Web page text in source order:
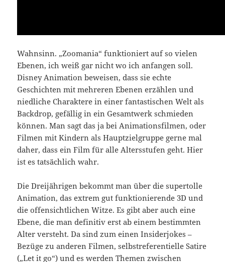
Wahnsinn. „Zoomania“ funktioniert auf so vielen
Ebenen, ich weiß gar nicht wo ich anfangen soll.
Disney Animation beweisen, dass sie echte
Geschichten mit mehreren Ebenen erzählen und
niedliche Charaktere in einer fantastischen Welt als
Backdrop, gefällig in ein Gesamtwerk schmieden
können. Man sagt das ja bei Animationsfilmen, oder
Filmen mit Kindern als Hauptzielgruppe gerne mal
daher, dass ein Film für alle Altersstufen geht. Hier
ist es tatsächlich wahr.
Die Dreijährigen bekommt man über die supertolle
Animation, das extrem gut funktionierende 3D und
die offensichtlichen Witze. Es gibt aber auch eine
Ebene, die man definitiv erst ab einem bestimmten
Alter versteht. Da sind zum einen Insiderjokes –
Bezüge zu anderen Filmen, selbstreferentielle Satire
(„Let it go“) und es werden Themen zwischen